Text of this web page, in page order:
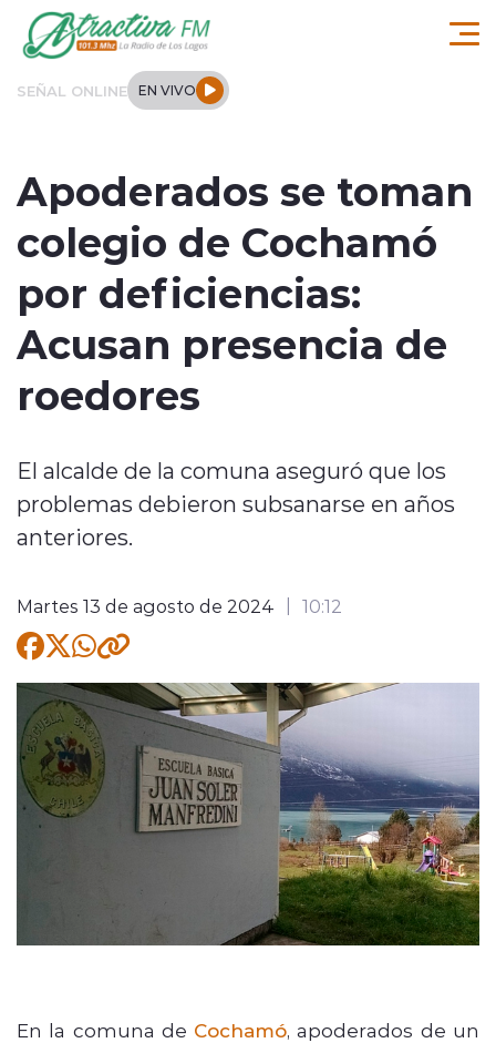
Click acá para ir directamente al contenido
SEÑAL ONLINE EN VIVO
Regionales
Internacional
Entrevistas
Quienes Somos
modo claro
Apoderados se toman
colegio de Cochamó
por deficiencias:
Acusan presencia de
roedores
El alcalde de la comuna aseguró que los
problemas debieron subsanarse en años
anteriores.
Martes 13 de agosto de 2024 10:12
En la comuna de Cochamó, apoderados de un